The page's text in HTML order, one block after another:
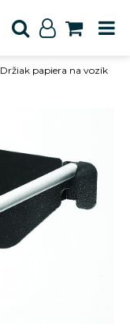
Držiak papiera na vozík